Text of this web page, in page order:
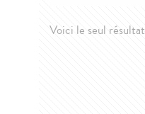
Voici le seul résultat